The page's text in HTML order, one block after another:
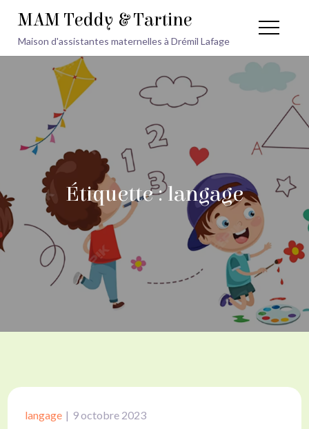
content
MAM Teddy & Tartine
Maison d'assistantes maternelles à Drémil Lafage
Étiquette :langage
langage 9 octobre 2023